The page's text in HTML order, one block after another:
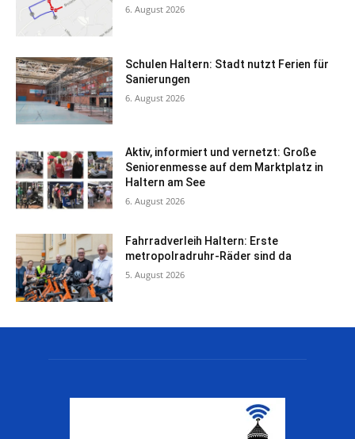
6. August 2026
Schulen Haltern: Stadt nutzt Ferien für
Sanierungen
6. August 2026
Aktiv, informiert und vernetzt: Große
Seniorenmesse auf dem Marktplatz in
Haltern am See
6. August 2026
Fahrradverleih Haltern: Erste
metropolradruhr-Räder sind da
5. August 2026